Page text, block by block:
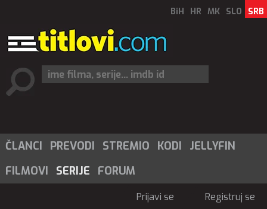
BiH HR MK SLO SRB
ČLANCI PREVODI STREMIO KODI
JELLYFIN
FILMOVI
SERIJE FORUM
Prijavi se
Registruj se